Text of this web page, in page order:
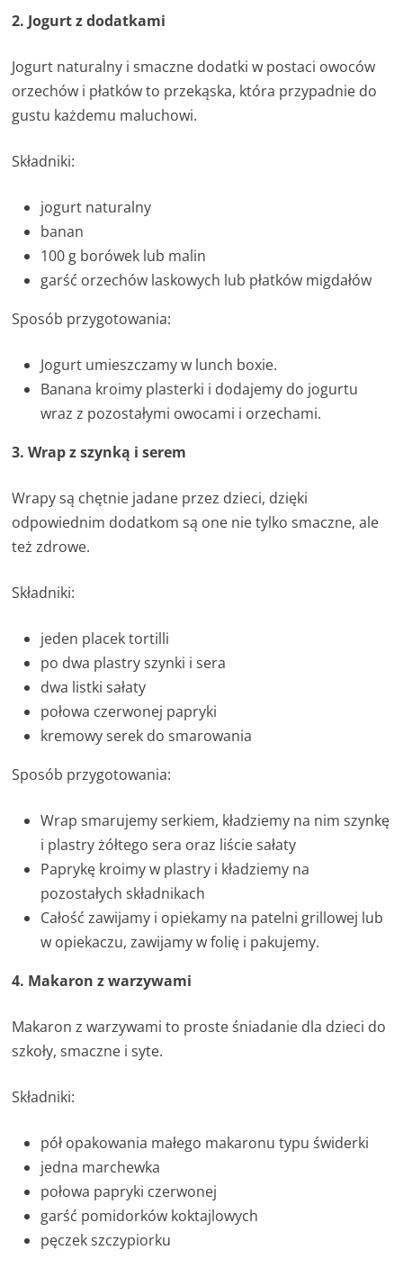
2. Jogurt z dodatkami
Jogurt naturalny i smaczne dodatki w postaci owoców
orzechów i płatków to przekąska, która przypadnie do
gustu każdemu maluchowi.
Składniki:
jogurt naturalny
banan
100 g borówek lub malin
garść orzechów laskowych lub płatków migdałów
Sposób przygotowania:
Jogurt umieszczamy w lunch boxie.
Banana kroimy plasterki i dodajemy do jogurtu
wraz z pozostałymi owocami i orzechami.
3. Wrap z szynką i serem
Wrapy są chętnie jadane przez dzieci, dzięki
odpowiednim dodatkom są one nie tylko smaczne, ale
też zdrowe.
Składniki:
jeden placek tortilli
po dwa plastry szynki i sera
dwa listki sałaty
połowa czerwonej papryki
kremowy serek do smarowania
Sposób przygotowania:
Wrap smarujemy serkiem, kładziemy na nim szynkę
i plastry żółtego sera oraz liście sałaty
Paprykę kroimy w plastry i kładziemy na
pozostałych składnikach
Całość zawijamy i opiekamy na patelni grillowej lub
w opiekaczu, zawijamy w folię i pakujemy.
4. Makaron z warzywami
Makaron z warzywami to proste śniadanie dla dzieci do
szkoły, smaczne i syte.
Składniki:
pół opakowania małego makaronu typu świderki
jedna marchewka
połowa papryki czerwonej
garść pomidorków koktajlowych
pęczek szczypiorku